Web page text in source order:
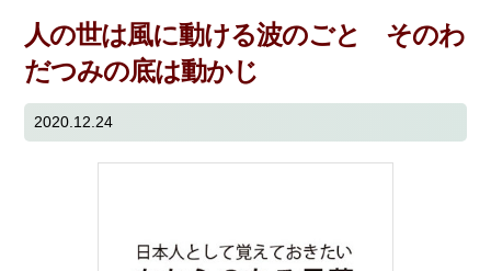
人の世は風に動ける波のごと そのわ
だつみの底は動かじ
2020.12.24